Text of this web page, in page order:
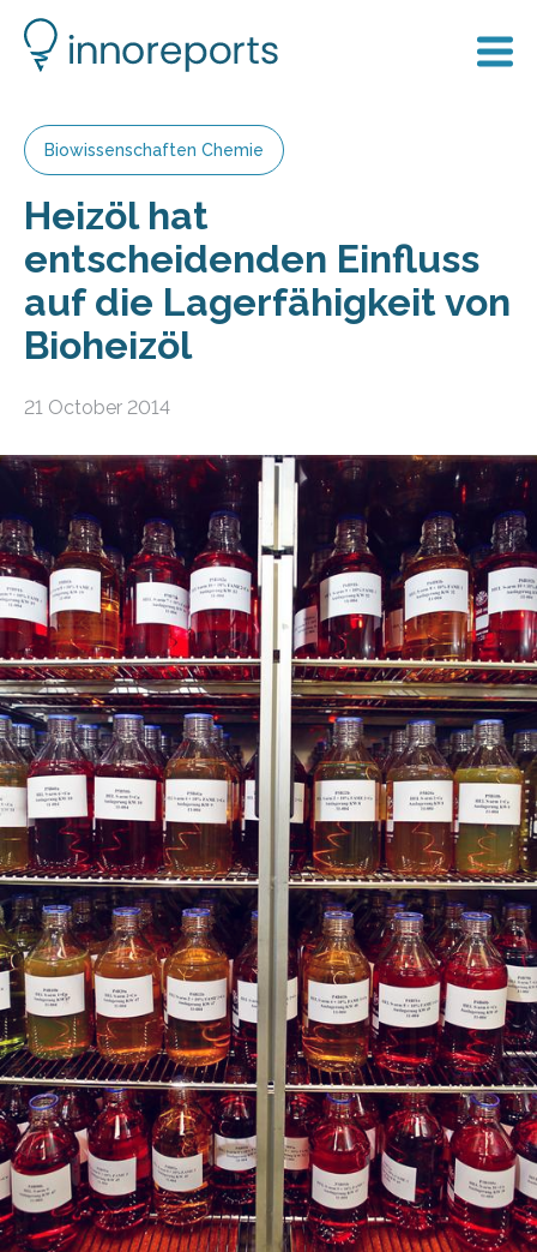
Biowissenschaften Chemie
Heizöl hat
entscheidenden Einfluss
auf die Lagerfähigkeit von
Bioheizöl
21 October 2014